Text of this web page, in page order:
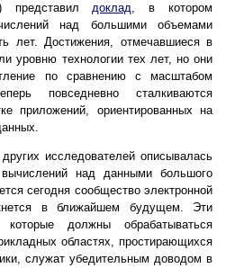
представилдоклад, в котором
над большими объемами
лет. Достижения, отмечавшиеся в
уровню технологии тех лет, но они
по сравнению с масштабом
повседневно сталкиваются
приложений, ориентированных на
исследователей описывалась
над данными большого
сегодня сообщество электронной
в ближайшем будущем. Эти
должны обрабатываться
областях, простирающихся
служат убедительным доводом в